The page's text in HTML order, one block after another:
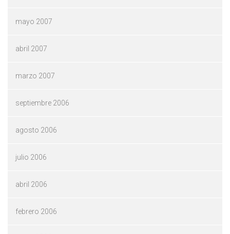
mayo 2007
abril 2007
marzo 2007
septiembre 2006
agosto 2006
julio 2006
abril 2006
febrero 2006